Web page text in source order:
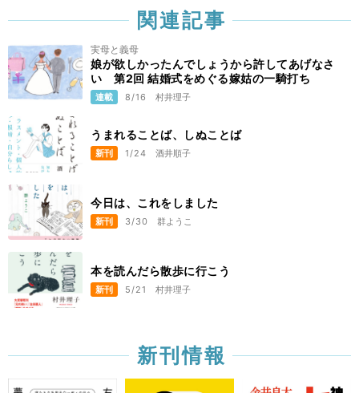
関連記事
実母と義母
娘が欲しかったんでしょうから許してあげなさ
い 第2回 結婚式をめぐる嫁姑の一騎打ち
連載 8/16 村井理子
うまれることば、しぬことば
新刊 1/24 酒井順子
今日は、これをしました
新刊 3/30 群ようこ
本を読んだら散歩に行こう
新刊 5/21 村井理子
新刊情報